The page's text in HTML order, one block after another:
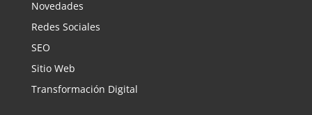
Novedades
Redes Sociales
SEO
Sitio Web
Transformación Digital